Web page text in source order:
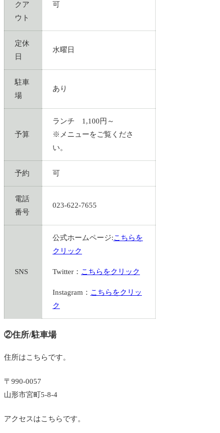
クア
ウト
可
定休
日
水曜日
駐車
場
あり
予算
ランチ 1,100円～
※メニューをご覧くださ
い。
予約 可
電話
番号
023-622-7655
SNS
公式ホームページ:こちらを
クリック
Twitter： こちらをクリック
Instagram： こちらをクリッ
ク
②住所/駐車場
住所はこちらです。
〒990-0057
山形市宮町5-8-4
アクセスはこちらです。